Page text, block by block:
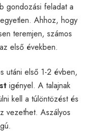
gondozási feladat a
Ahhoz, hogy
teremjen, számos
első években.
utáni első 1-2 évben,
igényel. A talajnak
kell a túlöntözést és
vezethet. Aszályos